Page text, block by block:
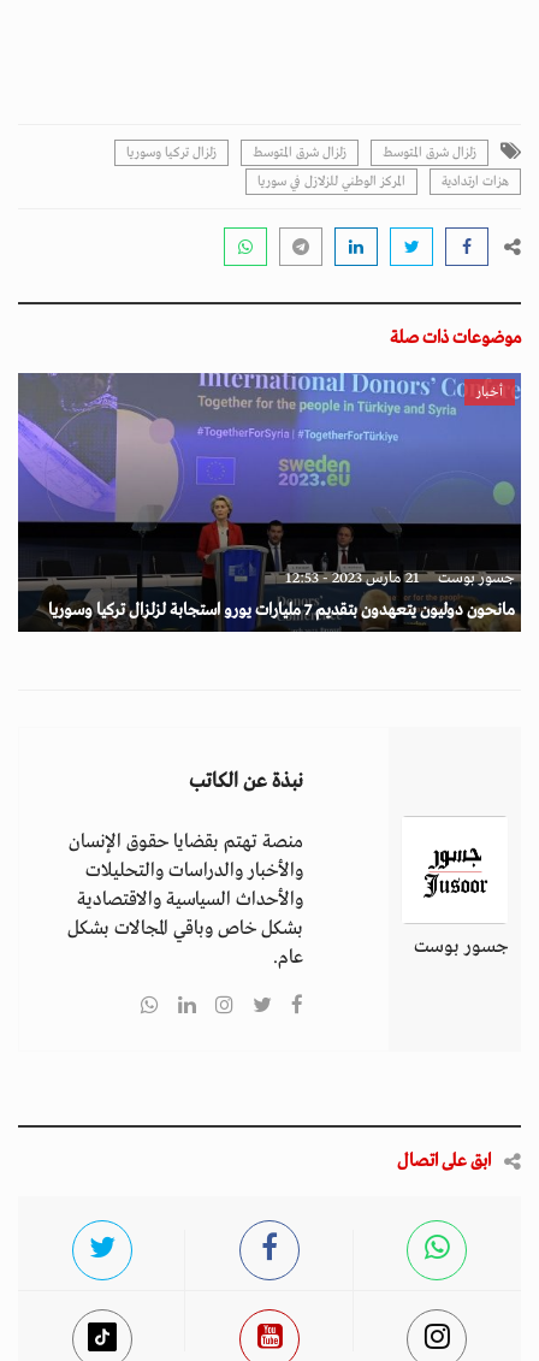
زلزال شرق المتوسط زلزال شرق المتوسط
زلزال تركيا وسوريا
هزات ارتدادية
المركز الوطني للزلازل في سوريا
موضوعات ذات صلة
أخبار
جسور بوست 21 مارس 2023 - 12:53
مانحون دوليون يتعهدون بتقديم 7 مليارات يورو استجابة لزلزال تركيا وسوريا
جسور بوست
نبذة عن الكاتب
منصة تهتم بقضايا حقوق الإنسان
والأخبار والدراسات والتحليلات
والأحداث السياسية والاقتصادية
بشكل خاص وباقي المجالات بشكل
عام.
ابق على اتصال